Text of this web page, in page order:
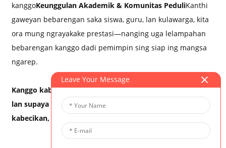
kanggoKeunggulan Akademik & Komunitas PeduliKanthi
gaweyan bebarengan saka siswa, guru, lan kulawarga, kita
ora mung ngrayakake prestasi—nanging uga lelampahan
bebarengan kanggo dadi pemimpin sing siap ing mangsa
ngarep.
Kanggo kabeh lulusan kita: terusna kebanggaan dina iki,
lan supaya lelampahanmu terusake kanthi wani,
kabecikan, lan rasa penasaran.
Leave Your Message